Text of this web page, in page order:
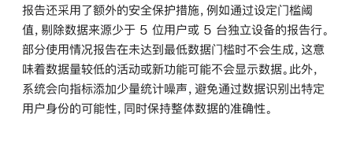
报告还采用了额外的安全保护措施，例如通过设定门槛阈
值，剔除数据来源少于 5 位用户或 5 台独立设备的报告行。
部分使用情况报告在未达到最低数据门槛时不会生成，这意
味着数据量较低的活动或新功能可能不会显示数据。此外，
系统会向指标添加少量统计噪声，避免通过数据识别出特定
用户身份的可能性，同时保持整体数据的准确性。